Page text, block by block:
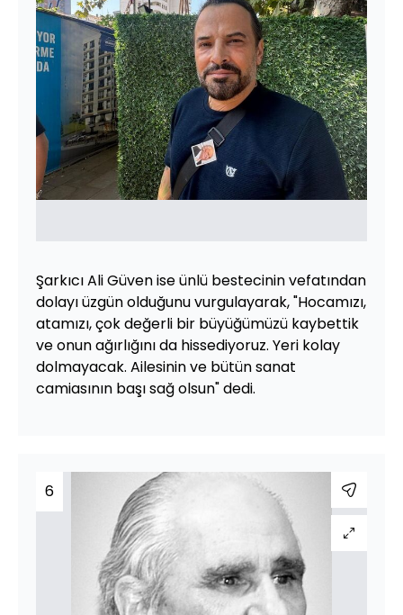
Şarkıcı Ali Güven ise ünlü bestecinin vefatından
dolayı üzgün olduğunu vurgulayarak, "Hocamızı,
atamızı, çok değerli bir büyüğümüzü kaybettik
ve onun ağırlığını da hissediyoruz. Yeri kolay
dolmayacak. Ailesinin ve bütün sanat
camiasının başı sağ olsun" dedi.
6